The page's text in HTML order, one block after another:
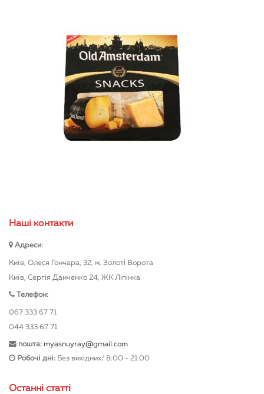
Нашi контакти
Адреси:
Київ, Олеся Гончара, 32, м. Золоті Ворота
Київ, Сергія Данченко 24, ЖК Ліпінка
Телефон:
067 333 67 71
044 333 67 71
пошта: myasnuyray@gmail.com
Робочі дні: Без вихідних/ 8:00 - 21:00
Останні статті